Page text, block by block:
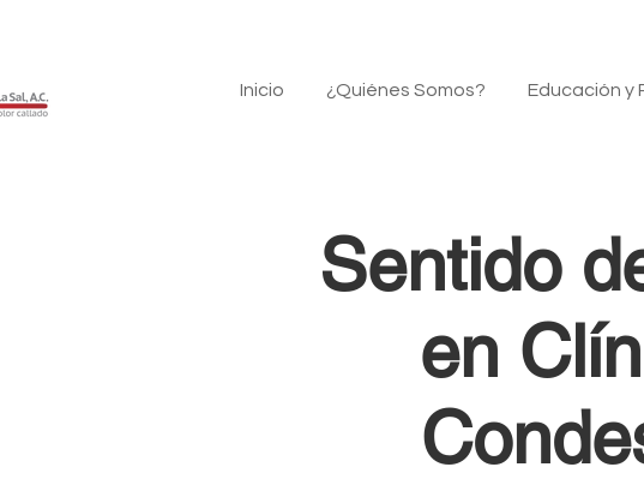
Inicio ¿Quiénes Somos? Educación y
Sentido
en